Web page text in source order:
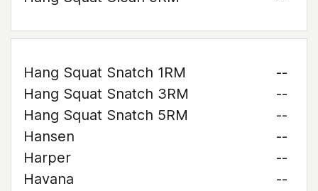
Hang Squat Snatch 1RM
--
Hang Squat Snatch 3RM
--
Hang Squat Snatch 5RM
--
Hansen
--
Harper
--
Havana
--